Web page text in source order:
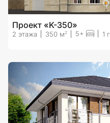
Проект «K-350»
2 этажа 350 м 2 5+ 1